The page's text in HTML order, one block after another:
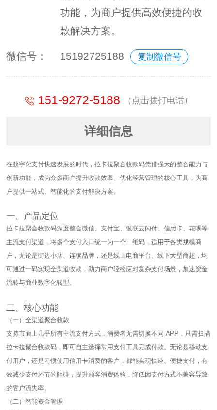
功能，为商户提供高效便捷的收
款解决方案。
微信号： 15192725188 复制微信号
151-9272-5188 （点击拨打电话）
详细信息
在数字化支付快速发展的时代，拉卡拉聚合收款码凭借强大的整合能力与
创新功能，成为众多商户提升收款效率、优化经营管理的核心工具，为商
户提供一站式、智能化的支付解决方案。​
一、产品定位​
拉卡拉聚合收款码深度整合微信、支付宝、银联云闪付、信用卡、花呗等
主流支付渠道，将多个支付入口统一为一个二维码，适用于各类规模商
户，无论是街边小店、连锁品牌，还是线上电商平台、线下大型商超，均
可通过一码实现全渠道收款，助力商户轻松应对复杂支付场景，加速资金
流转与商业数字化转型。​
二、核心功能​
（一）全渠道聚合收款​
支持市面上几乎所有主流支付方式，消费者无需切换不同 APP，只需扫描
拉卡拉聚合收款码，即可自主选择常用支付工具完成付款。无论是移动支
付用户，还是习惯使用信用卡消费的客户，都能实现快速、便捷支付，有
效减少支付环节的阻碍，提升顾客消费体验，降低因支付方式不兼容导致
的客户流失率。​
（二）智能资金管理​